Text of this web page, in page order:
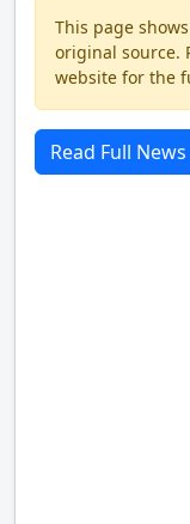
This page
original source.
website for the
Read Full